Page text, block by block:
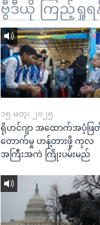
ဗွီဒီယို ကြည့်ရှုရ
၁၅ မတ္၊ ၂၀၂၅
ရိုဟင်ဂျာ အထောက်အပံ့ဖြ
တောက်မှု ဟန့်တားဖို့ ကုလ
အကြီးအကဲ ကြိုးပမ်းမည်